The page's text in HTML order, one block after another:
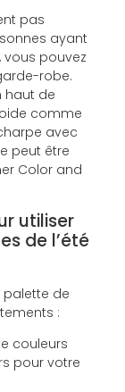
pas
ayant
vous pouvez
robe.
haut de
comme
avec
peut être
Color and
utiliser
de l’été
palette de
:
couleurs
pour votre